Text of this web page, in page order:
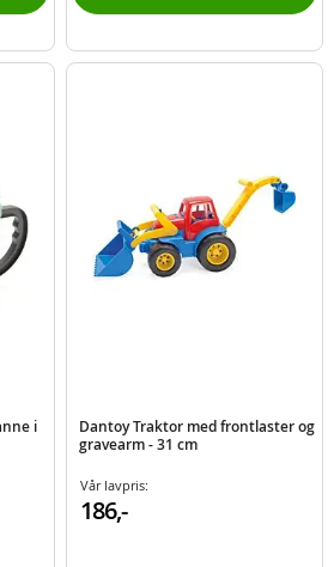
i
Dantoy Traktor med frontlaster og
gravearm - 31 cm
Vår lavpris:
186,-